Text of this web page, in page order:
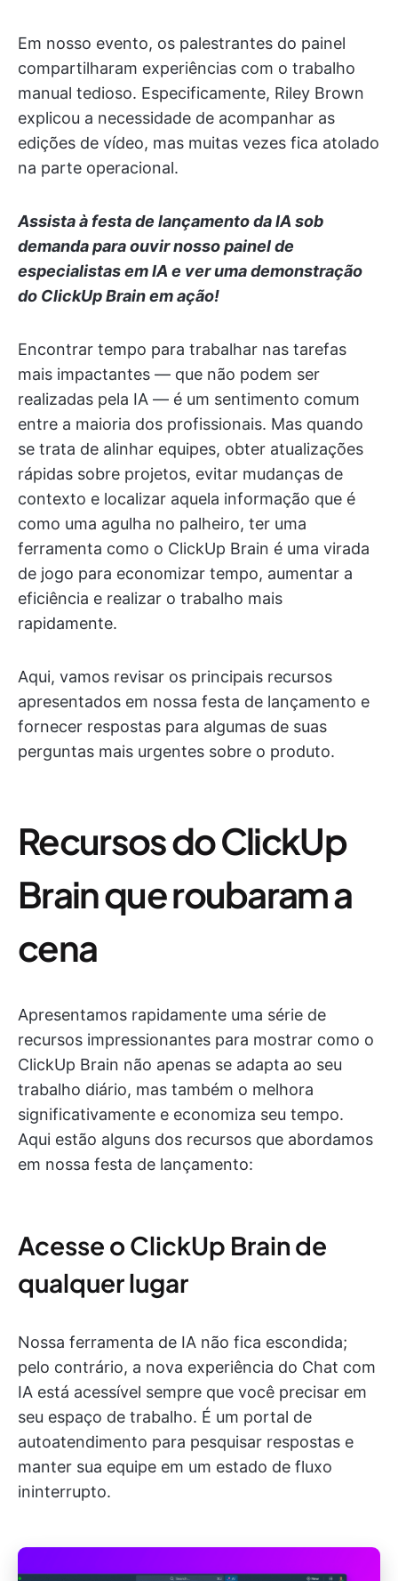
Em nosso evento, os palestrantes do painel
compartilharam experiências com o trabalho
manual tedioso. Especificamente, Riley Brown
explicou a necessidade de acompanhar as
edições de vídeo, mas muitas vezes fica atolado
na parte operacional.
Assista à festa de lançamento da IA sob
demanda para ouvir nosso painel de
especialistas em IA e ver uma demonstração
do ClickUp Brain em ação!
Encontrar tempo para trabalhar nas tarefas
mais impactantes — que não podem ser
realizadas pela IA — é um sentimento comum
entre a maioria dos profissionais. Mas quando
se trata de alinhar equipes, obter atualizações
rápidas sobre projetos, evitar mudanças de
contexto e localizar aquela informação que é
como uma agulha no palheiro, ter uma
ferramenta como o ClickUp Brain é uma virada
de jogo para economizar tempo, aumentar a
eficiência e realizar o trabalho mais
rapidamente.
Aqui, vamos revisar os principais recursos
apresentados em nossa festa de lançamento e
fornecer respostas para algumas de suas
perguntas mais urgentes sobre o produto.
Recursos do ClickUp
Brain que roubaram a
cena
Apresentamos rapidamente uma série de
recursos impressionantes para mostrar como o
ClickUp Brain não apenas se adapta ao seu
trabalho diário, mas também o melhora
significativamente e economiza seu tempo.
Aqui estão alguns dos recursos que abordamos
em nossa festa de lançamento:
Acesse o ClickUp Brain de
qualquer lugar
Nossa ferramenta de IA não fica escondida;
pelo contrário, a nova experiência do Chat com
IA está acessível sempre que você precisar em
seu espaço de trabalho. É um portal de
autoatendimento para pesquisar respostas e
manter sua equipe em um estado de fluxo
ininterrupto.